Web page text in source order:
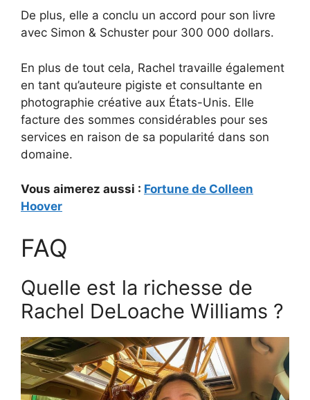
De plus, elle a conclu un accord pour son livre
avec Simon & Schuster pour 300 000 dollars.
En plus de tout cela, Rachel travaille également
en tant qu’auteure pigiste et consultante en
photographie créative aux États-Unis. Elle
facture des sommes considérables pour ses
services en raison de sa popularité dans son
domaine.
Vous aimerez aussi : Fortune de Colleen
Hoover
FAQ
Quelle est la richesse de
Rachel DeLoache Williams ?